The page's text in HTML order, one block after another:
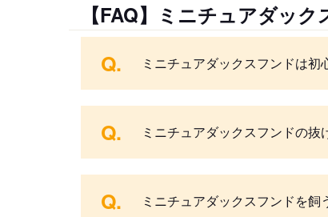
【FAQ】ミニチュアダッ
Q. ミニチュアダックスフンドは初
Q. ミニチュアダックスフンドの抜
Q. ミニチュアダックスフンドを